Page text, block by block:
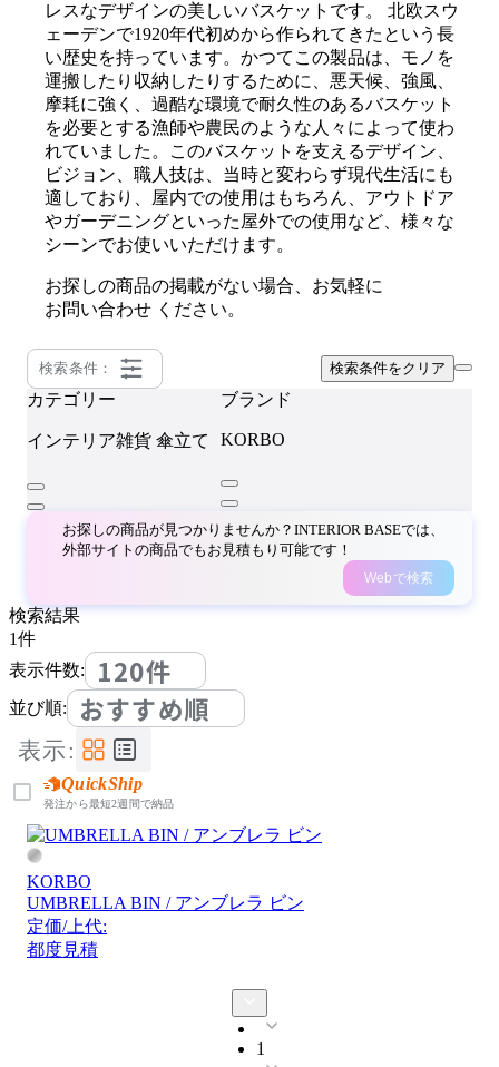
レスなデザインの美しいバスケットです。 北欧スウ
ェーデンで1920年代初めから作られてきたという長
い歴史を持っています。かつてこの製品は、モノを
運搬したり収納したりするために、悪天候、強風、
摩耗に強く、過酷な環境で耐久性のあるバスケット
を必要とする漁師や農民のような人々によって使わ
れていました。このバスケットを支えるデザイン、
ビジョン、職人技は、当時と変わらず現代生活にも
適しており、屋内での使用はもちろん、アウトドア
やガーデニングといった屋外での使用など、様々な
シーンでお使いいただけます。
お探しの商品の掲載がない場合、お気軽に
お問い合わせ ください。
検索条件： 検索条件をクリア
カテゴリー
インテリア雑貨 傘立て
ブランド
KORBO
お探しの商品が見つかりませんか？INTERIOR BASEでは、
外部サイトの商品でもお見積もり可能です！
Webで検索
検索結果
1件
表示件数:
120件
並び順: おすすめ順
表示:
QuickShip
発注から最短2週間で納品
KORBO
UMBRELLA BIN / アンブレラ ビン
定価/上代:
都度見積
1